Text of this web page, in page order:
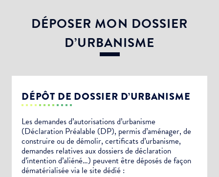
LA VILLE
DÉMOCRATIE
PARTICIPATIVE
DÉPOSER MON DOSSIER
D’URBANISME
DÉPÔT DE DOSSIER D’URBANISME
Les demandes d’autorisations d’urbanisme
(Déclaration Préalable (DP), permis d’aménager, de
construire ou de démolir, certificats d’urbanisme,
demandes relatives aux dossiers de déclaration
d’intention d’aliéné…) peuvent être déposés de façon
dématérialisée via le site dédié :